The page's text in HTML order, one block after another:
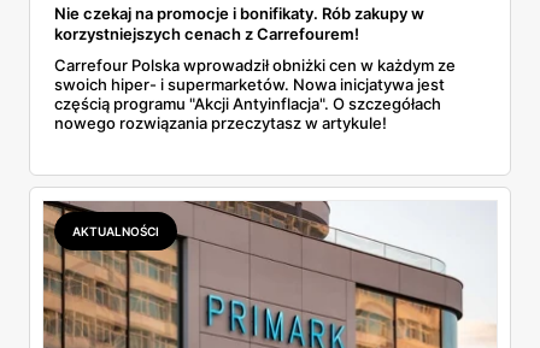
Nie czekaj na promocje i bonifikaty. Rób zakupy w
korzystniejszych cenach z Carrefourem!
Carrefour Polska wprowadził obniżki cen w każdym ze
swoich hiper- i supermarketów. Nowa inicjatywa jest
częścią programu "Akcji Antyinflacja". O szczegółach
nowego rozwiązania przeczytasz w artykule!
AKTUALNOŚCI